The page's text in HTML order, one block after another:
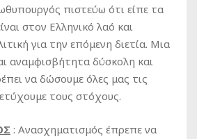
πιστεύω ότι είπε τα
στον Ελληνικό λαό και
για την επόμενη διετία. Μια
αναμφισβήτητα δύσκολη και
να δώσουμε όλες μας τις
τους στόχους.
: Ανασχηματισμός έπρεπε να